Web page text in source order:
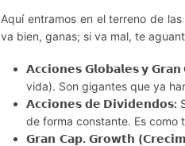
Aquí entramos en el terreno de
va bien, ganas; si va mal, te
𝗔𝗰𝗰𝗶𝗼𝗻𝗲𝘀 𝗚𝗹𝗼𝗯𝗮𝗹𝗲𝘀 𝘆 𝗚𝗿𝗮𝗻
vida). Son gigantes que ya
𝗔𝗰𝗰𝗶𝗼𝗻𝗲𝘀 𝗱𝗲 𝗗𝗶𝘃𝗶𝗱𝗲𝗻𝗱𝗼𝘀:
de forma constante. Es como
𝗚𝗿𝗮𝗻 𝗖𝗮𝗽. 𝗚𝗿𝗼𝘄𝘁𝗵